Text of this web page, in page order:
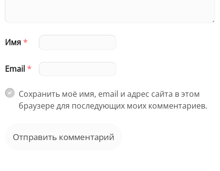
Имя*
Email*
Сохранить моё имя, email и адрес сайта в этом
браузере для последующих моих комментариев.